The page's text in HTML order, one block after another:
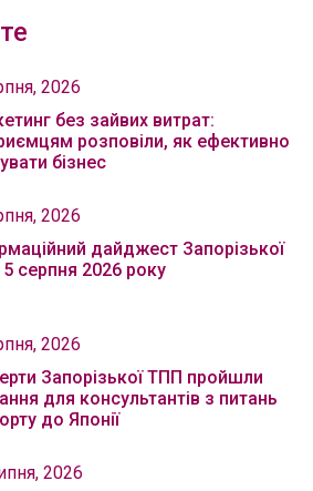
2026
без зайвих витрат:
розповіли, як ефективно
бізнес
2026
дайджест Запорізької
серпня 2026 року
2026
Запорізької ТПП пройшли
для консультантів з питань
до Японії
2026